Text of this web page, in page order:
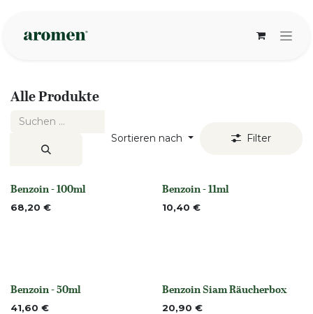
Alle Produkte
Sortieren nach Filter
None
Benzoin - 100ml
68,20 € None
Benzoin - 11ml
10,40 €
None
Benzoin - 50ml
41,60 € None
Benzoin Siam Räucherbox
20,90 €